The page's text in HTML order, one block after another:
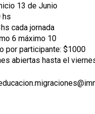
13 de Junio
hs
cada jornada
6 máximo 10
por participante: $1000
abiertas hasta el